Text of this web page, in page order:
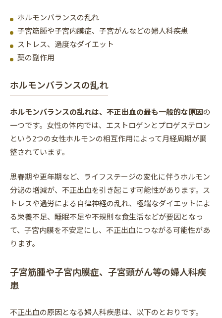
ホルモンバランスの乱れ
子宮筋腫や子宮内膜症、子宮がんなどの婦人科疾患
ストレス、過度なダイエット
薬の副作用
ホルモンバランスの乱れ
ホルモンバランスの乱れは、不正出血の最も一般的な原因の
一つです。女性の体内では、エストロゲンとプロゲステロン
という2つの女性ホルモンの相互作用によって月経周期が調
整されています。
思春期や更年期など、ライフステージの変化に伴うホルモン
分泌の増減が、不正出血を引き起こす可能性があります。ス
トレスや過労による自律神経の乱れ、極端なダイエットによ
る栄養不足、睡眠不足や不規則な食生活などが要因となっ
て、子宮内膜を不安定にし、不正出血につながる可能性があ
ります。
子宮筋腫や子宮内膜症、子宮頸がん等の婦人科疾
患
不正出血の原因となる婦人科疾患は、以下のとおりです。